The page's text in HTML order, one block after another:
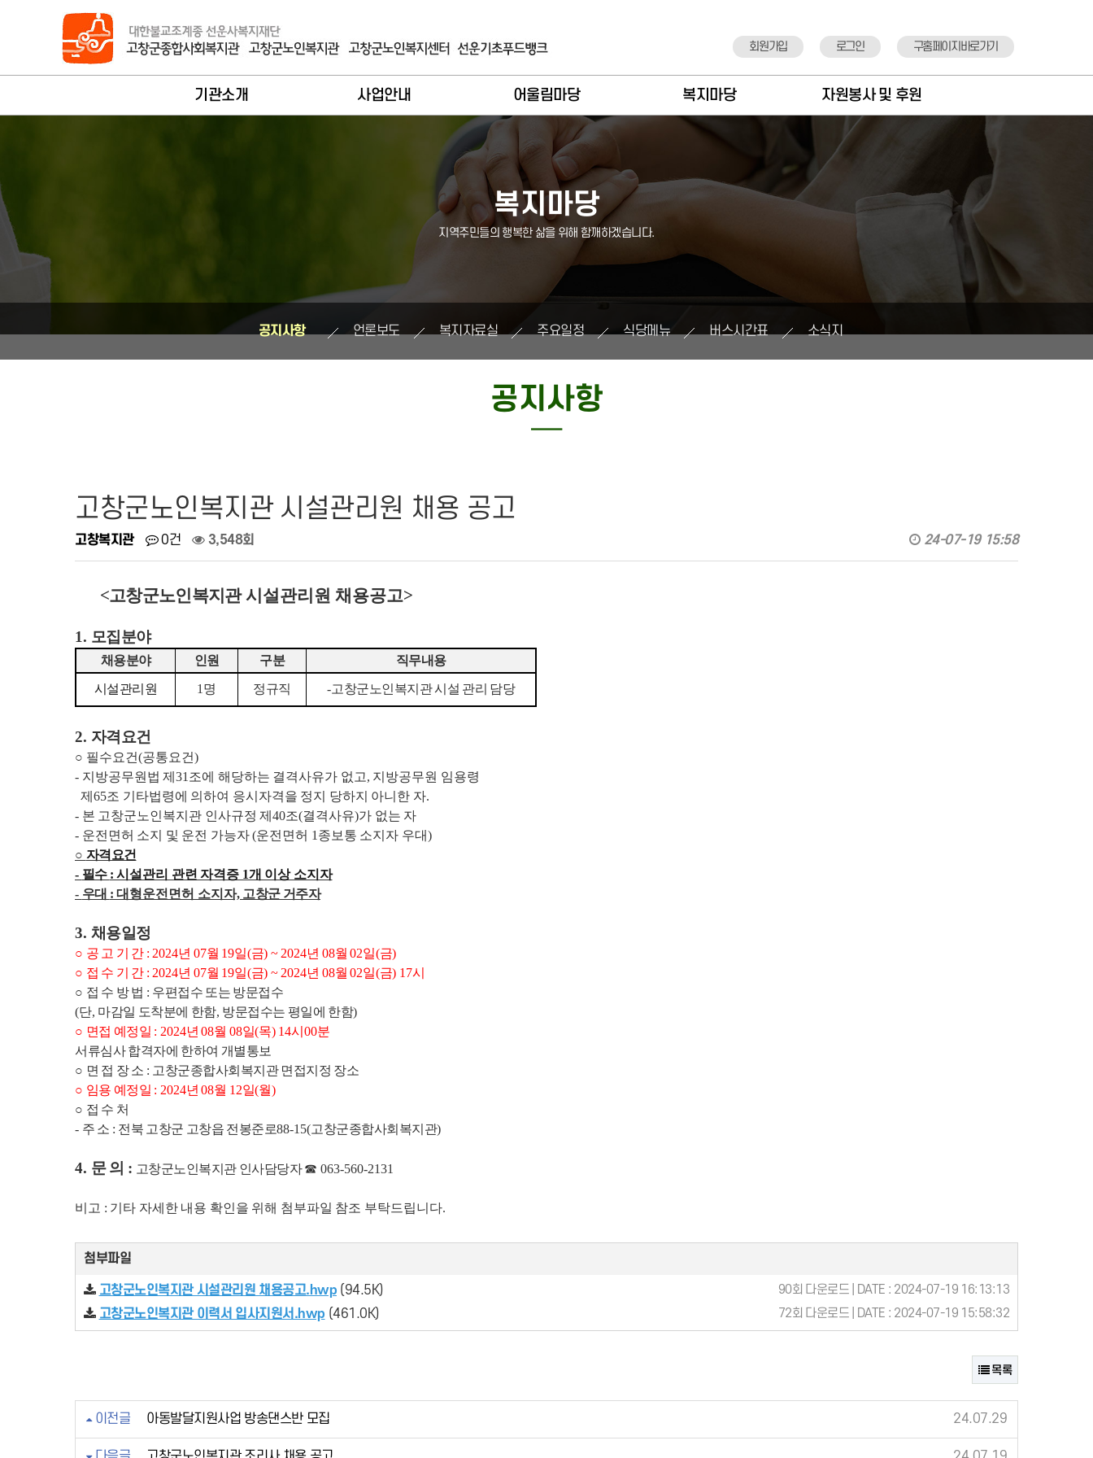
회원가입 로그인 구홈페이지바로가기
기관소개 사업안내
노인복지사업
지역복지사업
어울림마당
이달의활동
종합복지
노인복지
장기요양
복지마당
언론보도
자원봉사 및 후원
자원봉사안내
후원안내
후원신청
복지마당
지역주민들의 행복한 삶을 위해 함깨하겠습니다.
공지사항 언론보도 복지자료실 주요일정 식당메뉴 버스시간표 소식지
공지사항
─
고창군노인복지관 시설관리원 채용 공고
고창복지관 0건 3,548회 24-07-19 15:58
<고창군노인복지관 시설관리원 채용공고>
1. 모집분야
채용분야 인원 구분 직무내용
시설관리원 1 명 정규직 -고창군노인복지관 시설 관리 담당
2. 자격요건
○ 필수요건(공통요건)
- 지방공무원법 제 31 조에 해당하는 결격사유가 없고, 지방공무원 임용령
제 65조 기타법령에 의하여 응시자격을 정지 당하지 아니한 자.
- 본 고창군노인복지관 인사규정 제 40조(결격사유)가 없는 자
- 운전면허 소지 및 운전 가능자 (운전면허 1종보통 소지자 우대)
○ 자격요건
- 필수 : 시설관리 관련 자격증 1개 이상 소지자
- 우대 : 대형운전면허 소지자, 고창군 거주자
3. 채용일정
○ 공 고 기 간 : 2024년 07월 19일(금) ~ 2024년 08월 02일(금)
○ 접 수 기 간 : 2024년 07월 19일(금) ~ 2024년 08월 02일(금) 17시
○ 접 수 방 법 : 우편접수 또는 방문접수
(단, 마감일 도착분에 한함, 방문접수는 평일에 한함)
○ 면접 예정일 : 2024년 08월 08일(목) 14시 00분
서류심사 합격자에 한하여 개별통보
○ 면 접 장 소 : 고창군종합사회복지관 면접지정 장소
○ 임용 예정일 : 2024년 08월 12일(월)
○ 접 수 처
- 주 소 : 전북 고창군 고창읍 전봉준로88-15(고창군종합사회복지관)
4. 문 의 : 고창군노인복지관 인사담당자☎ 063-560-2131
비고 : 기타 자세한 내용 확인을 위해 첨부파일 참조 부탁드립니다.
첨부파일
고창군노인복지관 시설관리원 채용공고.hwp (94.5K) 90회 다운로드 | DATE : 2024-07-19 16:13:13
고창군노인복지관 이력서 입사지원서.hwp (461.0K) 72회 다운로드 | DATE : 2024-07-19 15:58:32
목록
이전글 아동발달지원사업 방송댄스반 모집 24.07.29